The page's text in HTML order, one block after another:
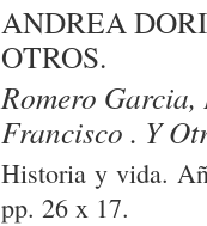
ANDREA
OTROS.
Romero Garcia,
Francisco . Y
Historia y vida.
pp. 26 x 17.